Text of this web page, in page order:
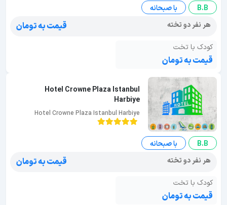
B.B
با صبحانه
هر نفر دو تخته
قیمت به تومان
کودک با تخت
قیمت به تومان
Hotel Crowne Plaza Istanbul
Harbiye
Hotel Crowne Plaza Istanbul Harbiye
B.B
با صبحانه
هر نفر دو تخته
قیمت به تومان
کودک با تخت
قیمت به تومان